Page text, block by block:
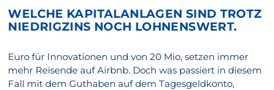
WELCHE KAPITALANLAGEN SIND TROTZ
NIEDRIGZINS NOCH LOHNENSWERT.
Euro für Innovationen und von 20 Mio, setzen immer
mehr Reisende auf Airbnb. Doch was passiert in diesem
Fall mit dem Guthaben auf dem Tagesgeldkonto,